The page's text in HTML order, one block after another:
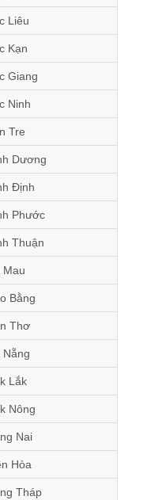
Liêu
Kạn
Giang
Ninh
Tre
Dương
Định
Phước
Thuận
Mau
Bằng
Thơ
Lắk
Nông
Nai
Hòa
Tháp